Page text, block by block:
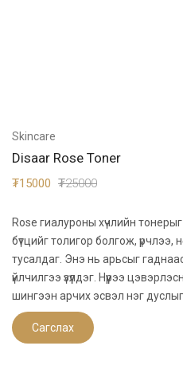
Skincare
Disaar Rose Toner
₮15000 ₮25000
Rose гиалуроны хүчлийн
бүтцийг толигор болгож, үрчлээ,
тусалдаг. Энэ нь арьсыг
үйлчилгээ үзүүлдэг. Нүүрээ
шингээн арчих эсвэл нэг
Сагслах